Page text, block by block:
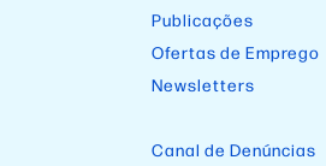
Publicações
Ofertas de Emprego
Newsletters
Canal de Denúncias